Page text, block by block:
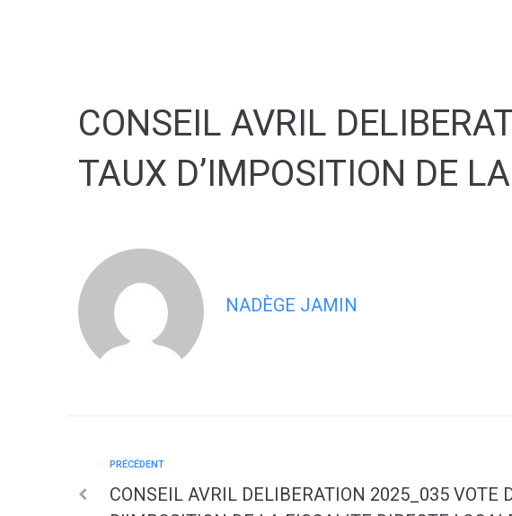
CONSEIL AVRIL
TAUX D’IMPOSITION DE
NADÈGE JAMIN
PRÉCÉDENT
CONSEIL AVRIL DELIBERATION 2025_035 VOTE